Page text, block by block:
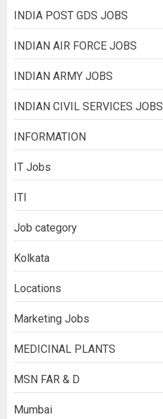
INDIA POST GDS JOBS
INDIAN AIR FORCE JOBS
INDIAN ARMY JOBS
INDIAN CIVIL SERVICES JOBS
INFORMATION
IT Jobs
ITI
Job category
Kolkata
Locations
Marketing Jobs
MEDICINAL PLANTS
MSN FAR & D
Mumbai